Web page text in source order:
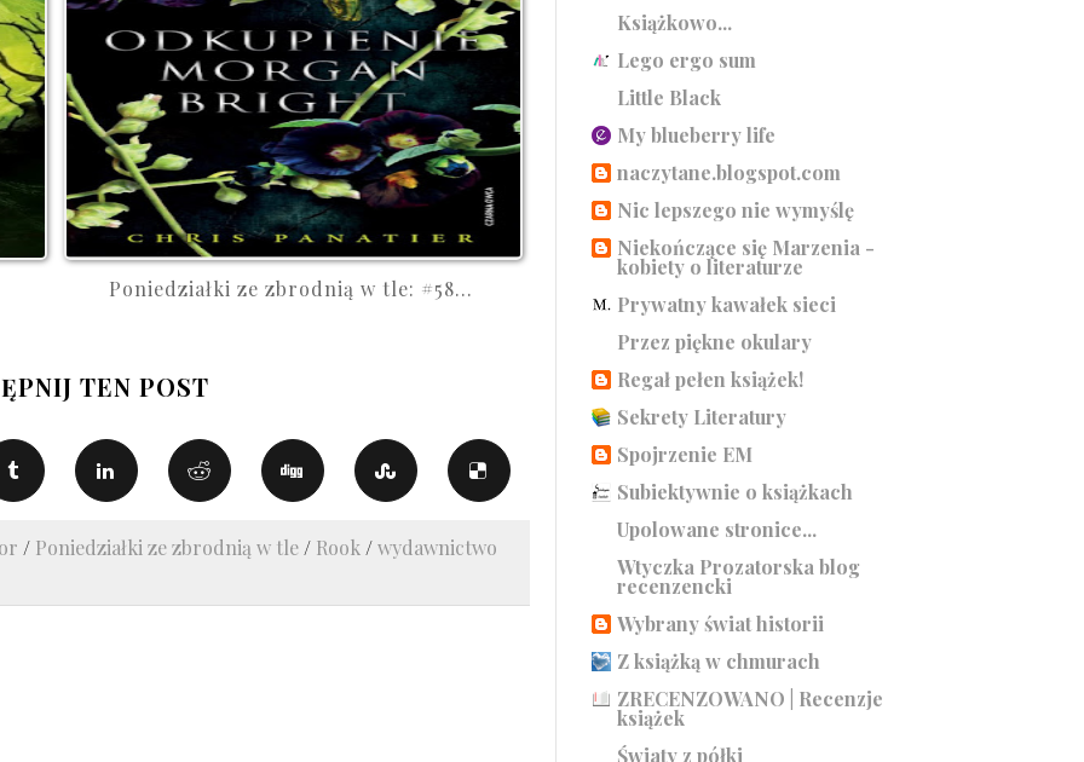
Poniedziałki ze zbrodnią w tle: #58...
TEN POST
/ Poniedziałki ze zbrodnią w tle / Rook /wydawnictwo
Książkowo...
Lego ergo sum
Little Black
My blueberry life
naczytane.blogspot.com
Nic lepszego nie wymyślę
Niekończące się Marzenia -
kobiety o literaturze
Prywatny kawałek sieci
Przez piękne okulary
Regał pełen książek!
Sekrety Literatury
Spojrzenie EM
Subiektywnie o książkach
Upolowane stronice...
Wtyczka Prozatorska blog
recenzencki
Wybrany świat historii
Z książką w chmurach
ZRECENZOWANO | Recenzje
książek
Światy z półki